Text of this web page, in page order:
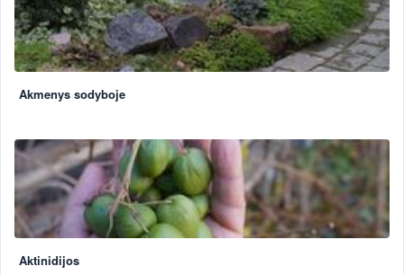
Akmenys sodyboje
Aktinidijos